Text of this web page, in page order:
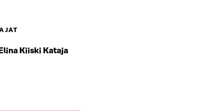
Elina Kiiski Kataja